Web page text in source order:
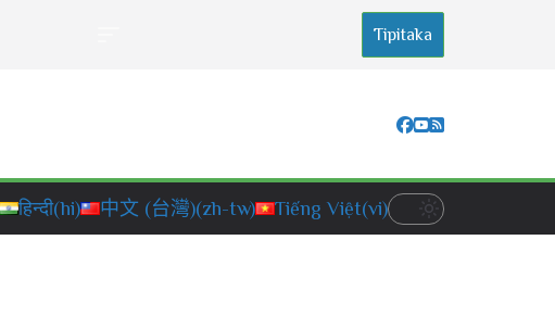
Tipitaka
हिन्दी(hi) 中文 (台灣)(zh-tw) Tiếng Việt(vi)